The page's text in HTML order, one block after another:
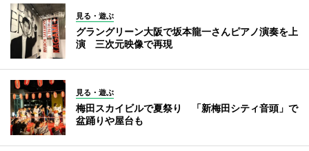
見る・遊ぶ
グラングリーン大阪で坂本龍一さんピアノ演奏を上
演 三次元映像で再現
見る・遊ぶ
梅田スカイビルで夏祭り 「新梅田シティ音頭」で
盆踊りや屋台も